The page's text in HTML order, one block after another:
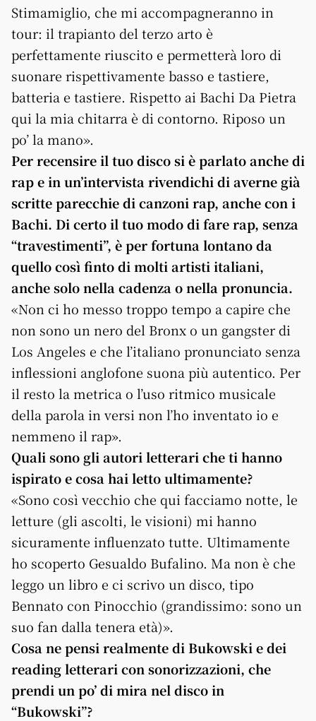
Stimamiglio, che mi accompagneranno in
tour: il trapianto del terzo arto è
perfettamente riuscito e permetterà loro di
suonare rispettivamente basso e tastiere,
batteria e tastiere. Rispetto ai Bachi Da Pietra
qui la mia chitarra è di contorno. Riposo un
po’ la mano».
Per recensire il tuo disco si è parlato anche di
rap e in un’intervista rivendichi di averne già
scritte parecchie di canzoni rap, anche con i
Bachi. Di certo il tuo modo di fare rap, senza
“travestimenti”, è per fortuna lontano da
quello così finto di molti artisti italiani,
anche solo nella cadenza o nella pronuncia.
«Non ci ho messo troppo tempo a capire che
non sono un nero del Bronx o un gangster di
Los Angeles e che l’italiano pronunciato senza
inflessioni anglofone suona più autentico. Per
il resto la metrica o l’uso ritmico musicale
della parola in versi non l’ho inventato io e
nemmeno il rap».
Quali sono gli autori letterari che ti hanno
ispirato e cosa hai letto ultimamente?
«Sono così vecchio che qui facciamo notte, le
letture (gli ascolti, le visioni) mi hanno
sicuramente influenzato tutte. Ultimamente
ho scoperto Gesualdo Bufalino. Ma non è che
leggo un libro e ci scrivo un disco, tipo
Bennato con Pinocchio (grandissimo: sono un
suo fan dalla tenera età)».
Cosa ne pensi realmente di Bukowski e dei
reading letterari con sonorizzazioni, che
prendi un po’ di mira nel disco in
“Bukowski”?